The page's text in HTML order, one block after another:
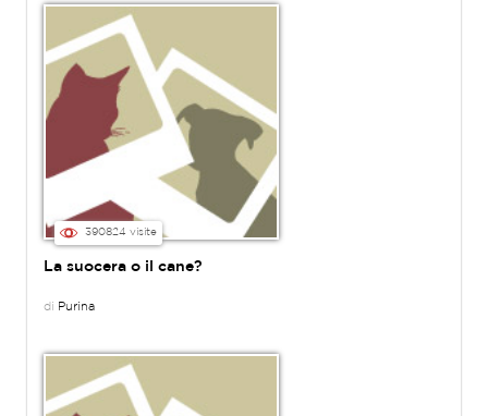
390824 visite
La suocera o il cane?
di Purina